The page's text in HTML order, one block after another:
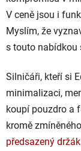
V ceně jsou i
Myslím, že
s touto nabídkou
Silničáři, kteří si
minimalizaci,
koupí pouzdro a
kromě
předsazený